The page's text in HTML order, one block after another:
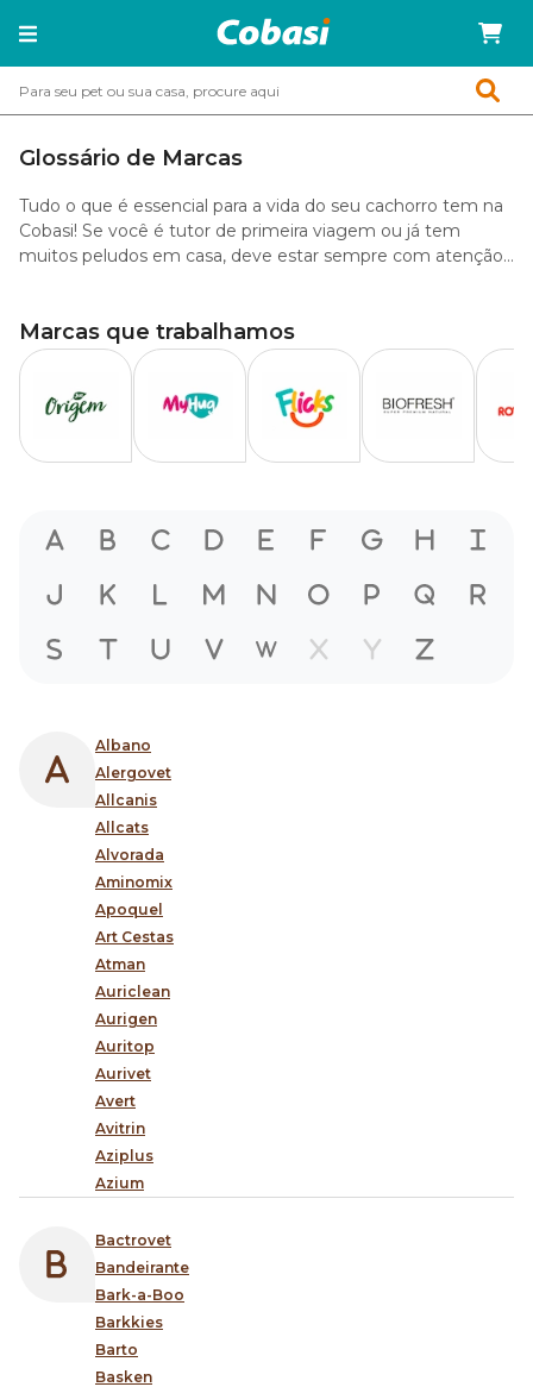
Glossário de Marcas
Tudo o que é essencial para a vida do seu cachorro tem na
Cobasi! Se você é tutor de primeira viagem ou já tem
muitos peludos em casa, deve estar sempre com atenção
não é mesmo?
Marcas que trabalhamos
Albano
Alergovet
Allcanis
Allcats
Alvorada
Aminomix
Apoquel
Art Cestas
Atman
Auriclean
Aurigen
Auritop
Aurivet
Avert
Avitrin
Aziplus
Azium
Bactrovet
Bandeirante
Bark-a-Boo
Barkkies
Barto
Basken